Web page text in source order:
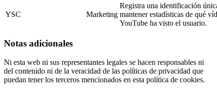
YSC Marketing
Registra una identificación
mantener estadísticas de qué
YouTube ha visto el usuario.
Notas adicionales
Ni esta web ni sus representantes legales se hacen responsables ni
del contenido ni de la veracidad de las políticas de privacidad que
puedan tener los terceros mencionados en esta política de cookies.